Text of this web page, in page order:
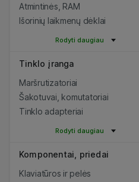
Atmintinės, RAM
Išorinių laikmenų dėklai
Rodyti daugiau
Tinklo įranga
Maršrutizatoriai
Šakotuvai, komutatoriai
Tinklo adapteriai
Rodyti daugiau
Komponentai, priedai
Klaviatūros ir pelės